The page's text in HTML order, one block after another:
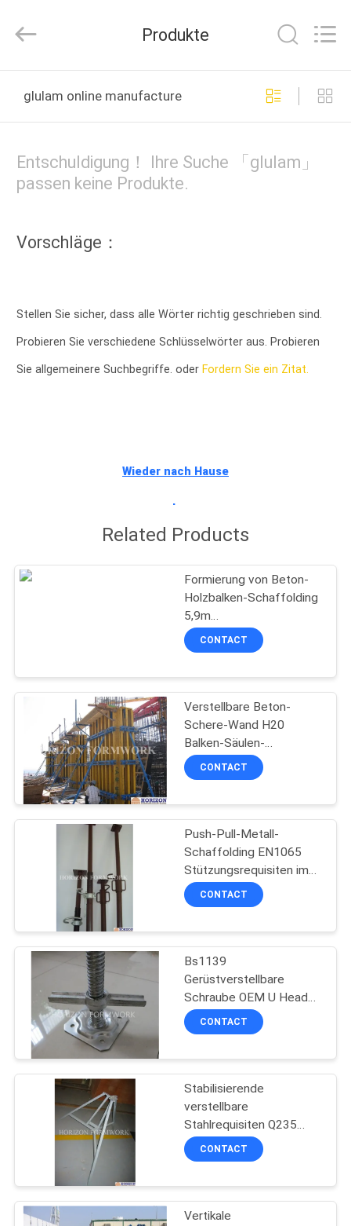
ÜBER
QUALITÄTSKONTROLLE
VERBINDUNG
FORDERN
SITEMAP
PRIVACY
POLICY
Reserved.
Developed
Produkte
glulam online manufacture
Entschuldigung！ Ihre Suche 「glulam」
passen keine Produkte.
Vorschläge：
Stellen Sie sicher, dass alle Wörter richtig geschrieben sind.
Probieren Sie verschiedene Schlüsselwörter aus. Probieren
Sie allgemeinere Suchbegriffe. oder Fordern Sie ein Zitat.
Wieder nach Hause
gehen
Related Products
Formierung von Beton-
Holzbalken-Schaffolding
5,9m
Plattenformsystemen
CONTACT
Verstellbare Beton-
Schere-Wand H20
Balken-Säulen-
Formbelungssystem
CONTACT
Push-Pull-Metall-
Schaffolding EN1065
Stützungsrequisiten im
Schalungsbau
CONTACT
Bs1139
Gerüstverstellbare
Schraube OEM U Head
Jack Basis für Ringlock-
System
CONTACT
Stabilisierende
verstellbare
Stahlrequisiten Q235
Gerüststativ in Formwerk
Erektion
CONTACT
Vertikale